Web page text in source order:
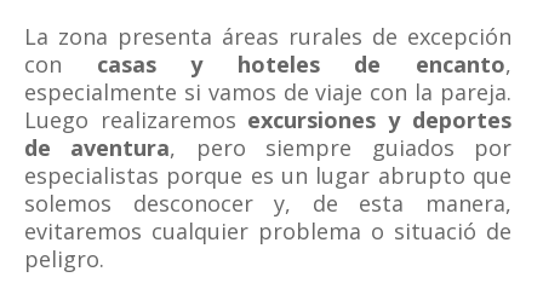
La zona presenta áreas rurales de excepción
con casas y hoteles de encanto,
especialmente si vamos de viaje con la pareja.
Luego realizaremos excursiones y deportes
de aventura, pero siempre guiados por
especialistas porque es un lugar abrupto que
solemos desconocer y, de esta manera,
evitaremos cualquier problema o situació de
peligro.